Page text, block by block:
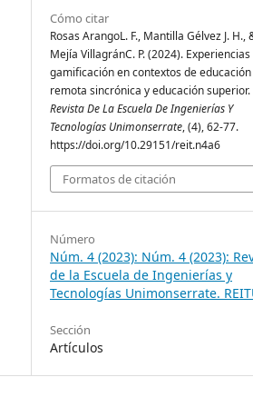
Cómo citar
Rosas ArangoL. F., Mantilla Gélvez J. H.,
Mejía VillagránC. P. (2024).
gamificación en contextos de educación
remota sincrónica y educación superior.
Revista De La Escuela De Ingenierías Y
Tecnologías Unimonserrate, (4), 62-77.
https://doi.org/10.29151/reit.n4a6
Formatos de citación
Número
Núm. 4 (2023): Núm. 4 (2023):
de la Escuela de Ingenierías y
Tecnologías Unimonserrate.
Sección
Artículos